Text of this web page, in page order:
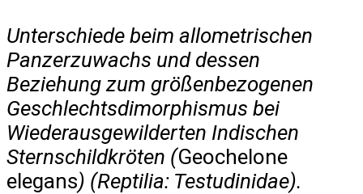
Unterschiede beim allometrischen
Panzerzuwachs und dessen
Beziehung zum größenbezogenen
Geschlechtsdimorphismus bei
Wiederausgewilderten Indischen
Sternschildkröten (Geochelone
elegans) (Reptilia: Testudinidae).